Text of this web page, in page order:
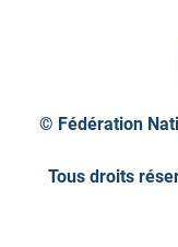
© Fédération
Tous droits